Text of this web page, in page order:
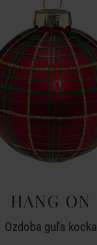
HANG ON
Ozdoba guľa kocka